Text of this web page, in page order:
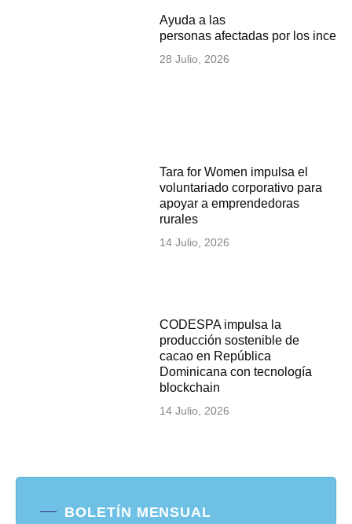
Ayuda a las
personas afectadas por los
28 Julio, 2026
Tara for Women impulsa el
voluntariado corporativo para
apoyar a emprendedoras
rurales
14 Julio, 2026
CODESPA impulsa la
producción sostenible de
cacao en República
Dominicana con tecnología
blockchain
14 Julio, 2026
BOLETÍN MENSUAL